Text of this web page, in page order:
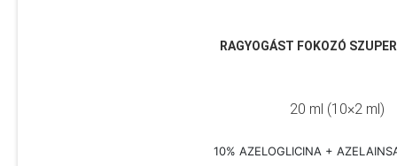
RAGYOGÁST FOKOZÓ
20 ml (10×2 ml)
10% AZELOGLICINA +